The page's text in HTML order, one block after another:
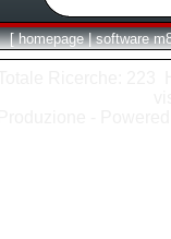
[ homepage | software